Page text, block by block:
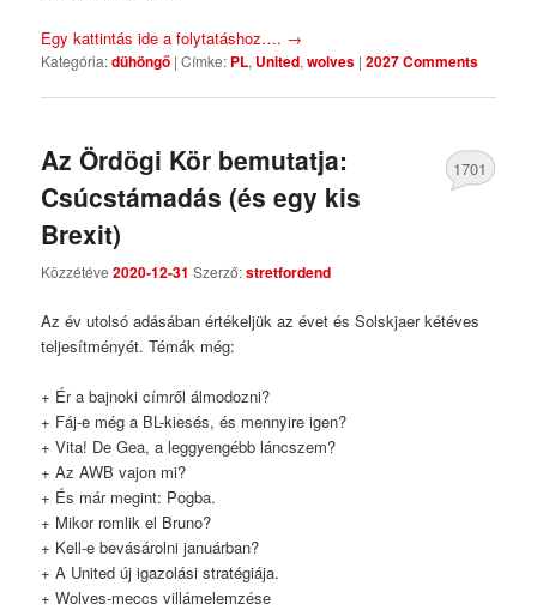
Egy kattintás ide a folytatáshoz…. →
Kategória:dühöngő |Címke: PL, United,wolves |2027 Comments
Az Ördögi Kör bemutatja:
Csúcstámadás (és egy kis
Brexit)
Közzétéve2020-12-31 Szerző:stretfordend
1701
Az év utolsó adásában értékeljük az évet és Solskjaer kétéves
teljesítményét. Témák még:
+ Ér a bajnoki címről álmodozni?
+ Fáj-e még a BL-kiesés, és mennyire igen?
+ Vita! De Gea, a leggyengébb láncszem?
+ Az AWB vajon mi?
+ És már megint: Pogba.
+ Mikor romlik el Bruno?
+ Kell-e bevásárolni januárban?
+ A United új igazolási stratégiája.
+ Wolves-meccs villámelemzése